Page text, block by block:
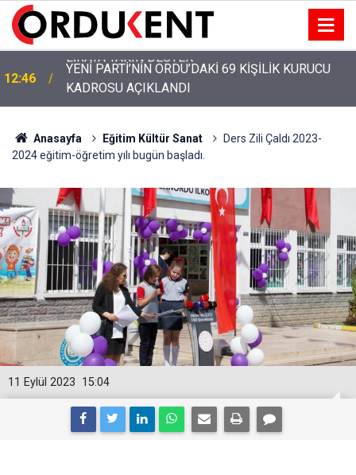
12:46
YENİ PARTİ’NİN ORDU’DAKİ 69 KİŞİLİK KURUCU
KADROSU AÇIKLANDI
Anasayfa Eğitim Kültür Sanat
Ders Zili Çaldı 2023-
2024 eğitim-öğretim yılı bugün başladı.
15:04
11 Eylül 2023